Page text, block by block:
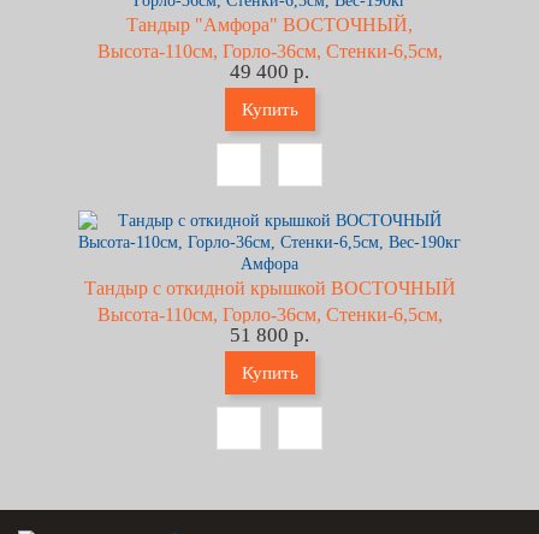
Тандыр "Амфора" ВОСТОЧНЫЙ,
Высота-110см, Горло-36см, Стенки-6,5см,
Вес-190кг
49 400 р.
Купить
Тандыр с откидной крышкой ВОСТОЧНЫЙ
Высота-110см, Горло-36см, Стенки-6,5см,
Вес-190кг Амфора
51 800 р.
Купить